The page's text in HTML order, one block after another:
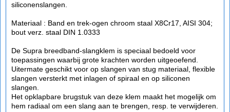
siliconenslangen.
Materiaal : Band en trek-ogen chroom staal X8Cr17, AISI 304;
bout verz. staal DIN 1.0333
De Supra breedband-slangklem is speciaal bedoeld voor
toepassingen waarbij grote krachten worden uitgeoefend.
Uitermate geschikt voor op slangen van stug materiaal, flexible
slangen versterkt met inlagen of spiraal en op siliconen
slangen.
Het opklapbare brugstuk van deze klem maakt het mogelijk om
hem radiaal om een slang aan te brengen, resp. te verwijderen.